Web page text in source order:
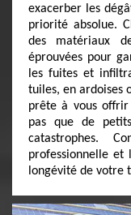
exacerber les
priorité absolue.
des matériaux
éprouvées pour
les fuites et
tuiles, en ardoises
prête à vous offrir
pas que de
catastrophes.
professionnelle et
longévité de votre